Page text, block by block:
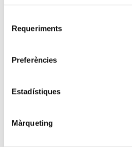
Requeriments
Preferències
Estadístiques
Màrqueting